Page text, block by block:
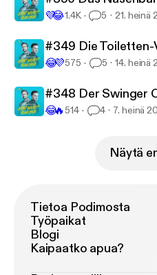
💜😂1.4K 5 21. heinä
#349 Die
😂💜575 5 14. heinä
#348 Der Swinger
😂🔥 514 4 7. heinä
Näytä
Tietoa Podimosta
Työpaikat
Blogi
Kaipaatko apua?